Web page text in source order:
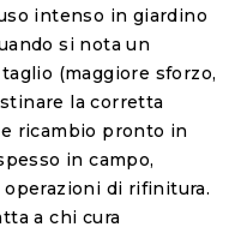
intenso in giardino
si nota un
(maggiore sforzo,
la corretta
ricambio pronto in
in campo,
di rifinitura.
a chi cura